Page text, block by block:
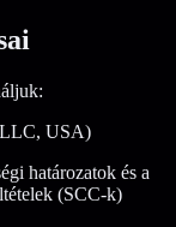
USA)
határozatok és a
(SCC-k)